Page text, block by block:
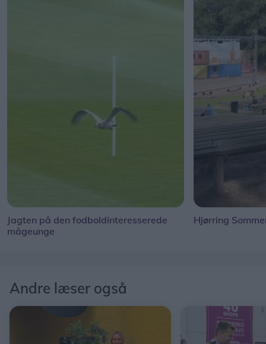
Jagten på den fodboldinteresserede
mågeunge
Hjørring
Andre læser også